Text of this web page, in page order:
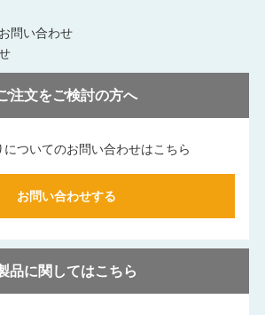
問い合わせ
注文をご検討の方へ
についてのお問い合わせはこちら
お問い合わせする
品に関してはこちら